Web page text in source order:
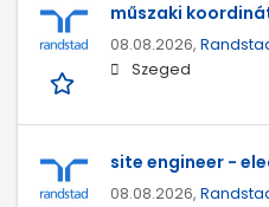
műszaki
08.08.2026,
Szeged
site engineer -
08.08.2026,